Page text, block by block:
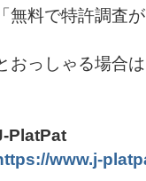
「無料で特許調査
おっしゃる場合
PlatPat
www.j-